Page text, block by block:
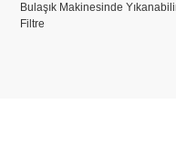
Bulaşık Makinesinde
Filtre
Bu ürünün fiyat bilgisi,